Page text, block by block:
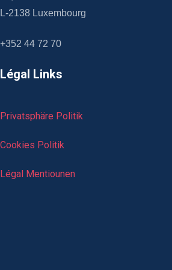
L-2138 Luxembourg
+352 44 72 70
Légal Links
Privatsphäre Politik
Cookies Politik
Légal Mentiounen